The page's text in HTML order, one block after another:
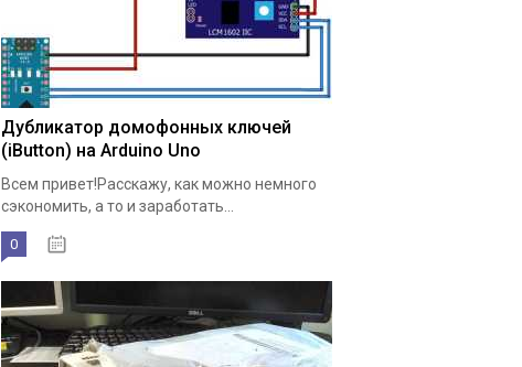
Дубликатор домофонных ключей
(iButton) на Arduino Uno
Всем привет!Расскажу, как можно немного
сэкономить, а то и заработать...
0